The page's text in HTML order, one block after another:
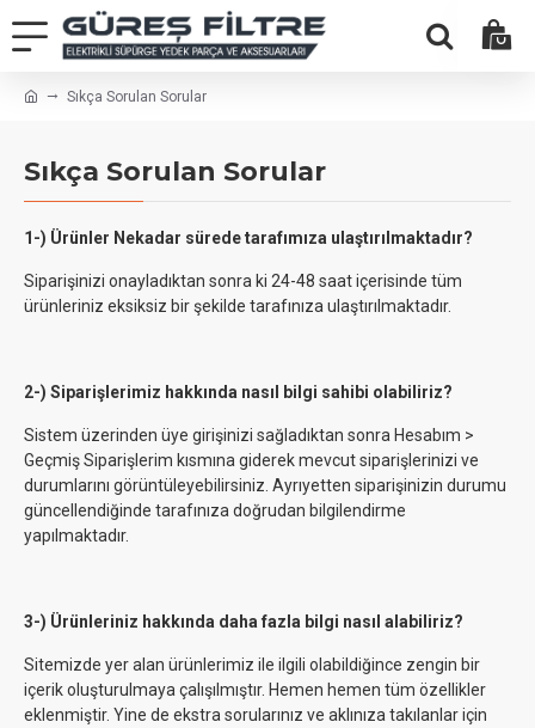
Sıkça Sorulan Sorular
Sıkça Sorulan Sorular
1-) Ürünler Nekadar sürede tarafımıza ulaştırılmaktadır?
Siparişinizi onayladıktan sonra ki 24-48 saat içerisinde tüm
ürünleriniz eksiksiz bir şekilde tarafınıza ulaştırılmaktadır.
2-) Siparişlerimiz hakkında nasıl bilgi sahibi olabiliriz?
Sistem üzerinden üye girişinizi sağladıktan sonra Hesabım >
Geçmiş Siparişlerim kısmına giderek mevcut siparişlerinizi ve
durumlarını görüntüleyebilirsiniz. Ayrıyetten siparişinizin durumu
güncellendiğinde tarafınıza doğrudan bilgilendirme
yapılmaktadır.
3-) Ürünleriniz hakkında daha fazla bilgi nasıl alabiliriz?
Sitemizde yer alan ürünlerimiz ile ilgili olabildiğince zengin bir
içerik oluşturulmaya çalışılmıştır. Hemen hemen tüm özellikler
eklenmiştir. Yine de ekstra sorularınız ve aklınıza takılanlar için